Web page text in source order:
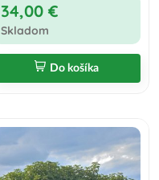
34,00 €
Skladom
Do košíka